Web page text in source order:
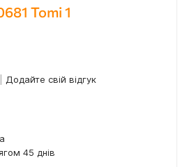
Tomi 1
Додайте свій відгук
45 днів